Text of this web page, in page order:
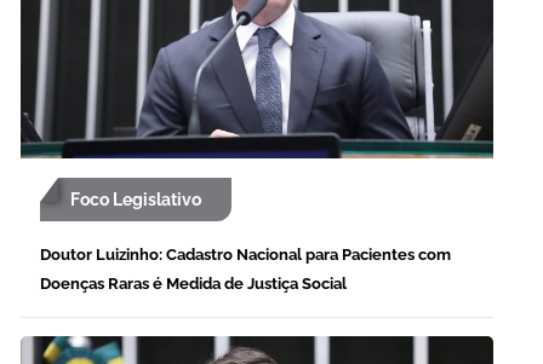
Foco Legislativo
Doutor Luizinho: Cadastro Nacional para Pacientes com
Doenças Raras é Medida de Justiça Social